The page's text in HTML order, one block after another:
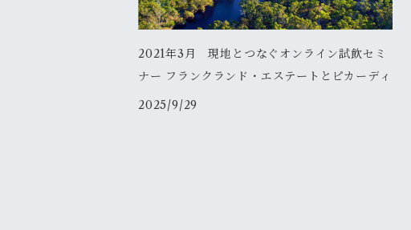
2021年3月 現地とつなぐオンライン試飲セミ
ナー フランクランド・エステートとピカーディ
2025/9/29